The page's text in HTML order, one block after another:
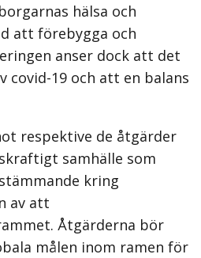
hälsa och
att förebygga och
anser dock att det
19 och att en balans
respektive de åtgärder
samhälle som
kring
av att
Åtgärderna bör
målen inom ramen för